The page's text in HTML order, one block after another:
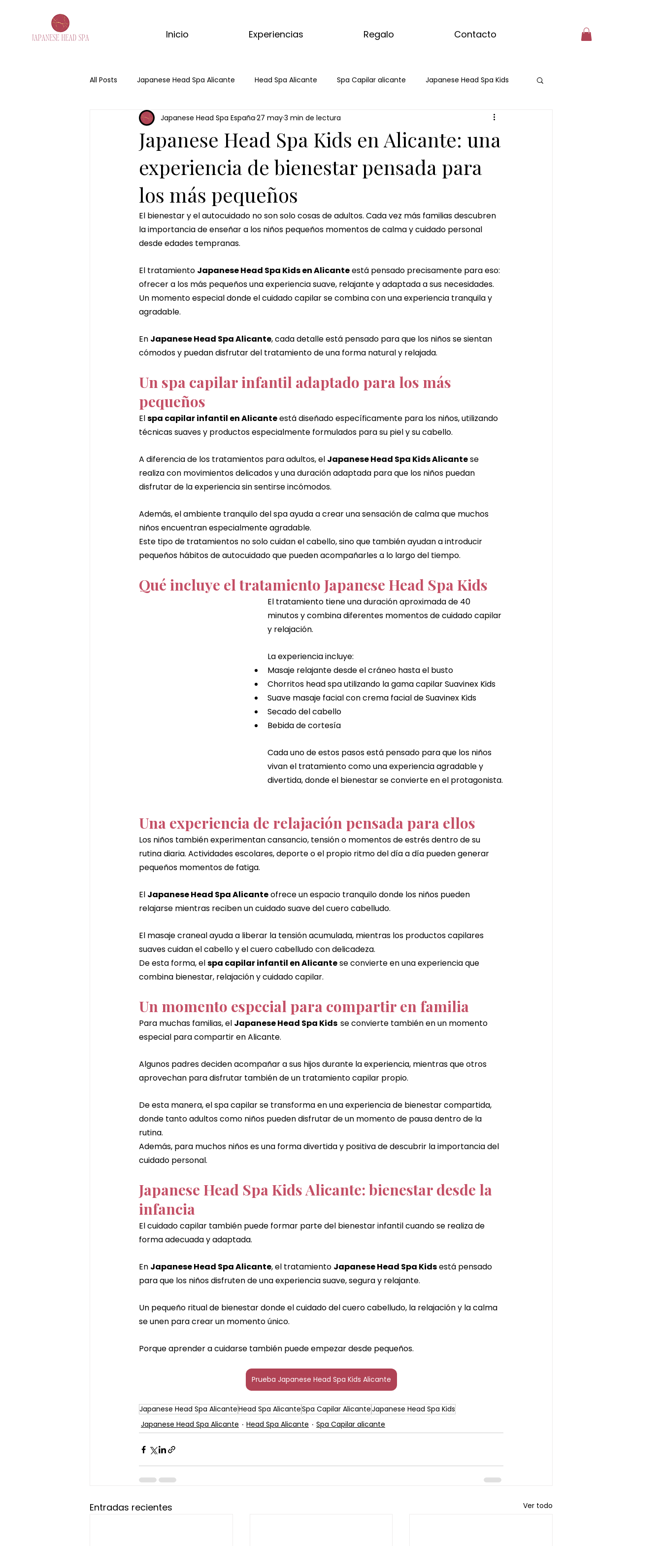
Inicio Experiencias Regalo Contacto
All Posts Japanese Head Spa Alicante Head Spa Alicante Spa Capilar alicante Japanese Head Spa Kids
Japanese Head Spa Head Spa Spa Capilar Spa Capilar Alicante
masajes del mundo kyoto matcha ritual masaje relajante de matcha
ritual corporal matcha masaje completo matcha
matcha massage masaje chino de jengibre masaje corporal de jengibre
ritual de jengibre chocolate dubai ritual masaje de chocolate
ritual de chocolate y pistacho
Japanese Head Spa Kids en Alicante: una
experiencia de bienestar pensada para
los más pequeños
Japanese Head Spa España 27 may3 min de lectura
El bienestar y el autocuidado no son solo cosas de adultos. Cada vez más familias descubren
la importancia de enseñar a los niños pequeños momentos de calma y cuidado personal
desde edades tempranas.
El tratamiento Japanese Head Spa Kids en Alicante está pensado precisamente para eso:
ofrecer a los más pequeños una experiencia suave, relajante y adaptada a sus necesidades.
Un momento especial donde el cuidado capilar se combina con una experiencia tranquila y
agradable.
En Japanese Head Spa Alicante, cada detalle está pensado para que los niños se sientan
cómodos y puedan disfrutar del tratamiento de una forma natural y relajada.
Un spa capilar infantil adaptado para los más
pequeños
El spa capilar infantil en Alicante está diseñado específicamente para los niños, utilizando
técnicas suaves y productos especialmente formulados para su piel y su cabello.
A diferencia de los tratamientos para adultos, el Japanese Head Spa Kids Alicante se
realiza con movimientos delicados y una duración adaptada para que los niños puedan
disfrutar de la experiencia sin sentirse incómodos.
Además, el ambiente tranquilo del spa ayuda a crear una sensación de calma que muchos
niños encuentran especialmente agradable.
Este tipo de tratamientos no solo cuidan el cabello, sino que también ayudan a introducir
pequeños hábitos de autocuidado que pueden acompañarles a lo largo del tiempo.
Qué incluye el tratamiento Japanese Head Spa Kids
El tratamiento tiene una duración aproximada de 40
minutos y combina diferentes momentos de cuidado capilar
y relajación.
La experiencia incluye:
Masaje relajante desde el cráneo hasta el busto
Chorritos head spa utilizando la gama capilar Suavinex Kids
Suave masaje facial con crema facial de Suavinex Kids
Secado del cabello
Bebida de cortesía
Cada uno de estos pasos está pensado para que los niños
vivan el tratamiento como una experiencia agradable y
divertida, donde el bienestar se convierte en el protagonista.
Una experiencia de relajación pensada para ellos
Los niños también experimentan cansancio, tensión o momentos de estrés dentro de su
rutina diaria. Actividades escolares, deporte o el propio ritmo del día a día pueden generar
pequeños momentos de fatiga.
El Japanese Head Spa Alicante ofrece un espacio tranquilo donde los niños pueden
relajarse mientras reciben un cuidado suave del cuero cabelludo.
El masaje craneal ayuda a liberar la tensión acumulada, mientras los productos capilares
suaves cuidan el cabello y el cuero cabelludo con delicadeza.
De esta forma, el spa capilar infantil en Alicante se convierte en una experiencia que
combina bienestar, relajación y cuidado capilar.
Un momento especial para compartir en familia
Para muchas familias, el Japanese Head Spa Kids se convierte también en un momento
especial para compartir en Alicante.
Algunos padres deciden acompañar a sus hijos durante la experiencia, mientras que otros
aprovechan para disfrutar también de un tratamiento capilar propio.
De esta manera, el spa capilar se transforma en una experiencia de bienestar compartida,
donde tanto adultos como niños pueden disfrutar de un momento de pausa dentro de la
rutina.
Además, para muchos niños es una forma divertida y positiva de descubrir la importancia del
cuidado personal.
Japanese Head Spa Kids Alicante: bienestar desde la
infancia
El cuidado capilar también puede formar parte del bienestar infantil cuando se realiza de
forma adecuada y adaptada.
En Japanese Head Spa Alicante, el tratamiento Japanese Head Spa Kids está pensado
para que los niños disfruten de una experiencia suave, segura y relajante.
Un pequeño ritual de bienestar donde el cuidado del cuero cabelludo, la relajación y la calma
se unen para crear un momento único.
Porque aprender a cuidarse también puede empezar desde pequeños.
Prueba Japanese Head Spa Kids Alicante
Japanese Head Spa AlicanteHead Spa AlicanteSpa Capilar AlicanteJapanese Head Spa Kids
Japanese Head Spa Alicante
Head Spa Alicante Spa Capilar alicante
Entradas recientes Ver todo